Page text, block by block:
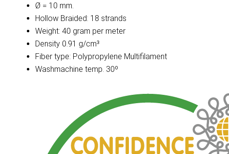
Ø = 10 mm.
Hollow Braided: 18 strands
Weight: 40 gram per meter
Density 0.91 g/cm³
Fiber type: Polypropylene Multifilament
Washmachine temp. 30º